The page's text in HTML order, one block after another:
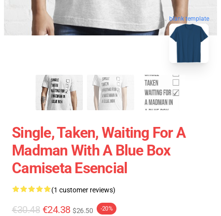
blank template
Single, Taken, Waiting For A
Madman With A Blue Box
Camiseta Esencial
(1 customer reviews)
€30.48 €24.38 $26.50 -20%